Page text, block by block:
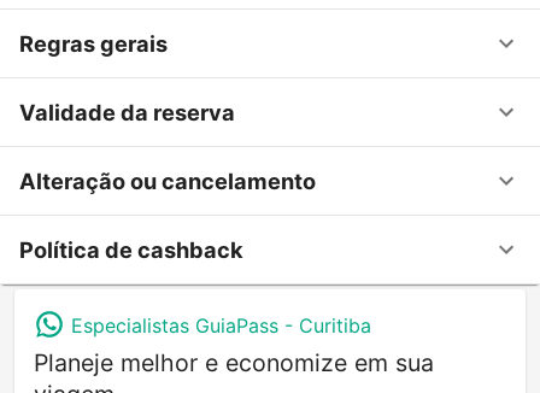
Regras gerais
Validade da reserva
Alteração ou cancelamento
Política de cashback
Especialistas GuiaPass - Curitiba
Planeje melhor e economize em sua